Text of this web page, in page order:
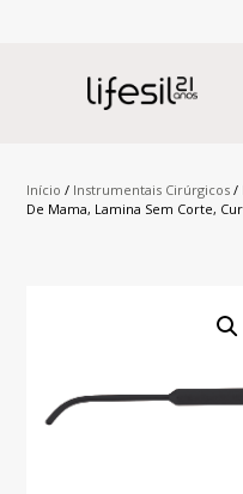
Início / Instrumentais Cirúrgicos /
De Mama, Lamina Sem Corte,